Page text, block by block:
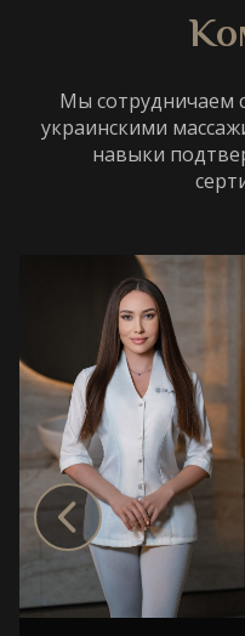
Мы сотрудничаем
украинскими
навыки